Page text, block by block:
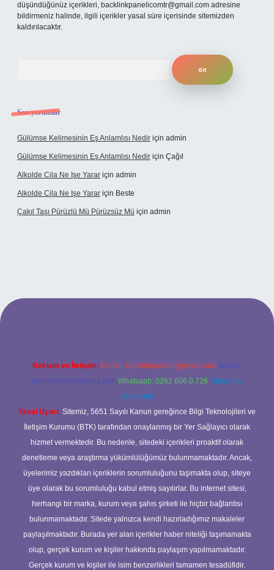
düşündüğünüz içerikleri, backlinkpanelicomtr@gmail.com adresine
bildirmeniz halinde, ilgili içerikler yasal süre içerisinde sitemizden
kaldırılacaktır.
Son yorumlar
Gülümse Kelimesinin Eş Anlamlısı Nedir için admin
Gülümse Kelimesinin Eş Anlamlısı Nedir için Çağıl
Alkolde Cila Ne Işe Yarar için admin
Alkolde Cila Ne Işe Yarar için Beste
Çakıl Taşı Pürüzlü Mü Pürüzsüz Mü için admin
Reklam ve İletişim: E-mail: backlinkpaneli@gmail.com Teams:
forumhizmeti@gmail.com Whatsapp: 0262 606 0 726 Telegram:
@karabul
Yasal Uyarı: Sitemiz, 5651 Sayılı Kanun gereğince Bilgi Teknolojileri ve
İletişim Kurumu (BTK) tarafından onaylanmış bir Yer Sağlayıcı olarak
hizmet vermektedir. Bu nedenle, sitedeki içerikleri proaktif olarak
denetleme veya araştırma yükümlülüğümüz bulunmamaktadır. Ancak,
üyelerimiz yazdıkları içeriklerin sorumluluğunu taşımakta olup, siteye
üye olarak bu sorumluluğu kabul etmiş sayılırlar. Bu internet sitesi,
herhangi bir marka, kurum veya şahıs şirketi ile hiçbir bağlantısı
bulunmamaktadır. Sitede yalnızca kendi hazırladığımız makaleler
paylaşılmaktadır. Burada yer alan içerikler haber niteliği taşımamakta
olup, gerçek kurum ve kişiler hakkında paylaşım yapılmamaktadır.
Gerçek kurum ve kişiler ile isim benzerlikleri tamamen tesadüfidir.